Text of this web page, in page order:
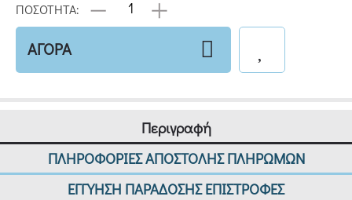
ΠΟΣΟΤΗΤΑ:
ΑΓΟΡΑ
Περιγραφή
ΠΛΗΡΟΦΟΡΙΕΣ ΑΠΟΣΤΟΛΗΣ ΠΛΗΡΩΜΩΝ
ΕΓΓΥΗΣΗ ΠΑΡΑΔΟΣΗΣ ΕΠΙΣΤΡΟΦΕΣ